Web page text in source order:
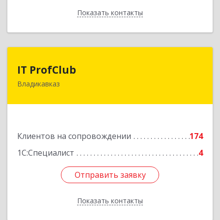
Показать контакты
Назад
IT ProfClub
Владикавказ
Клиентов на сопровождении
174
1С:Специалист
4
Отправить заявку
Показать контакты
362045, Северная Осетия - Алания Респ,
Подробнее
Отправить заявку
Назад